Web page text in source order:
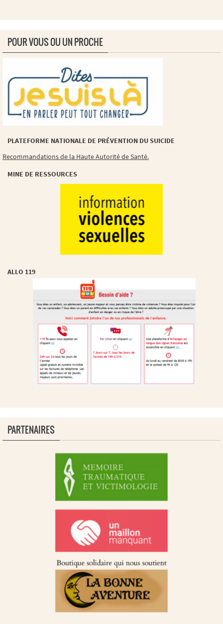
POUR VOUS OU UN PROCHE
PLATEFORME NATIONALE DE PRÉVENTION DU SUICIDE
Recommandations de la Haute Autorité de Santé.
MINE DE RESSOURCES
ALLO 119
PARTENAIRES